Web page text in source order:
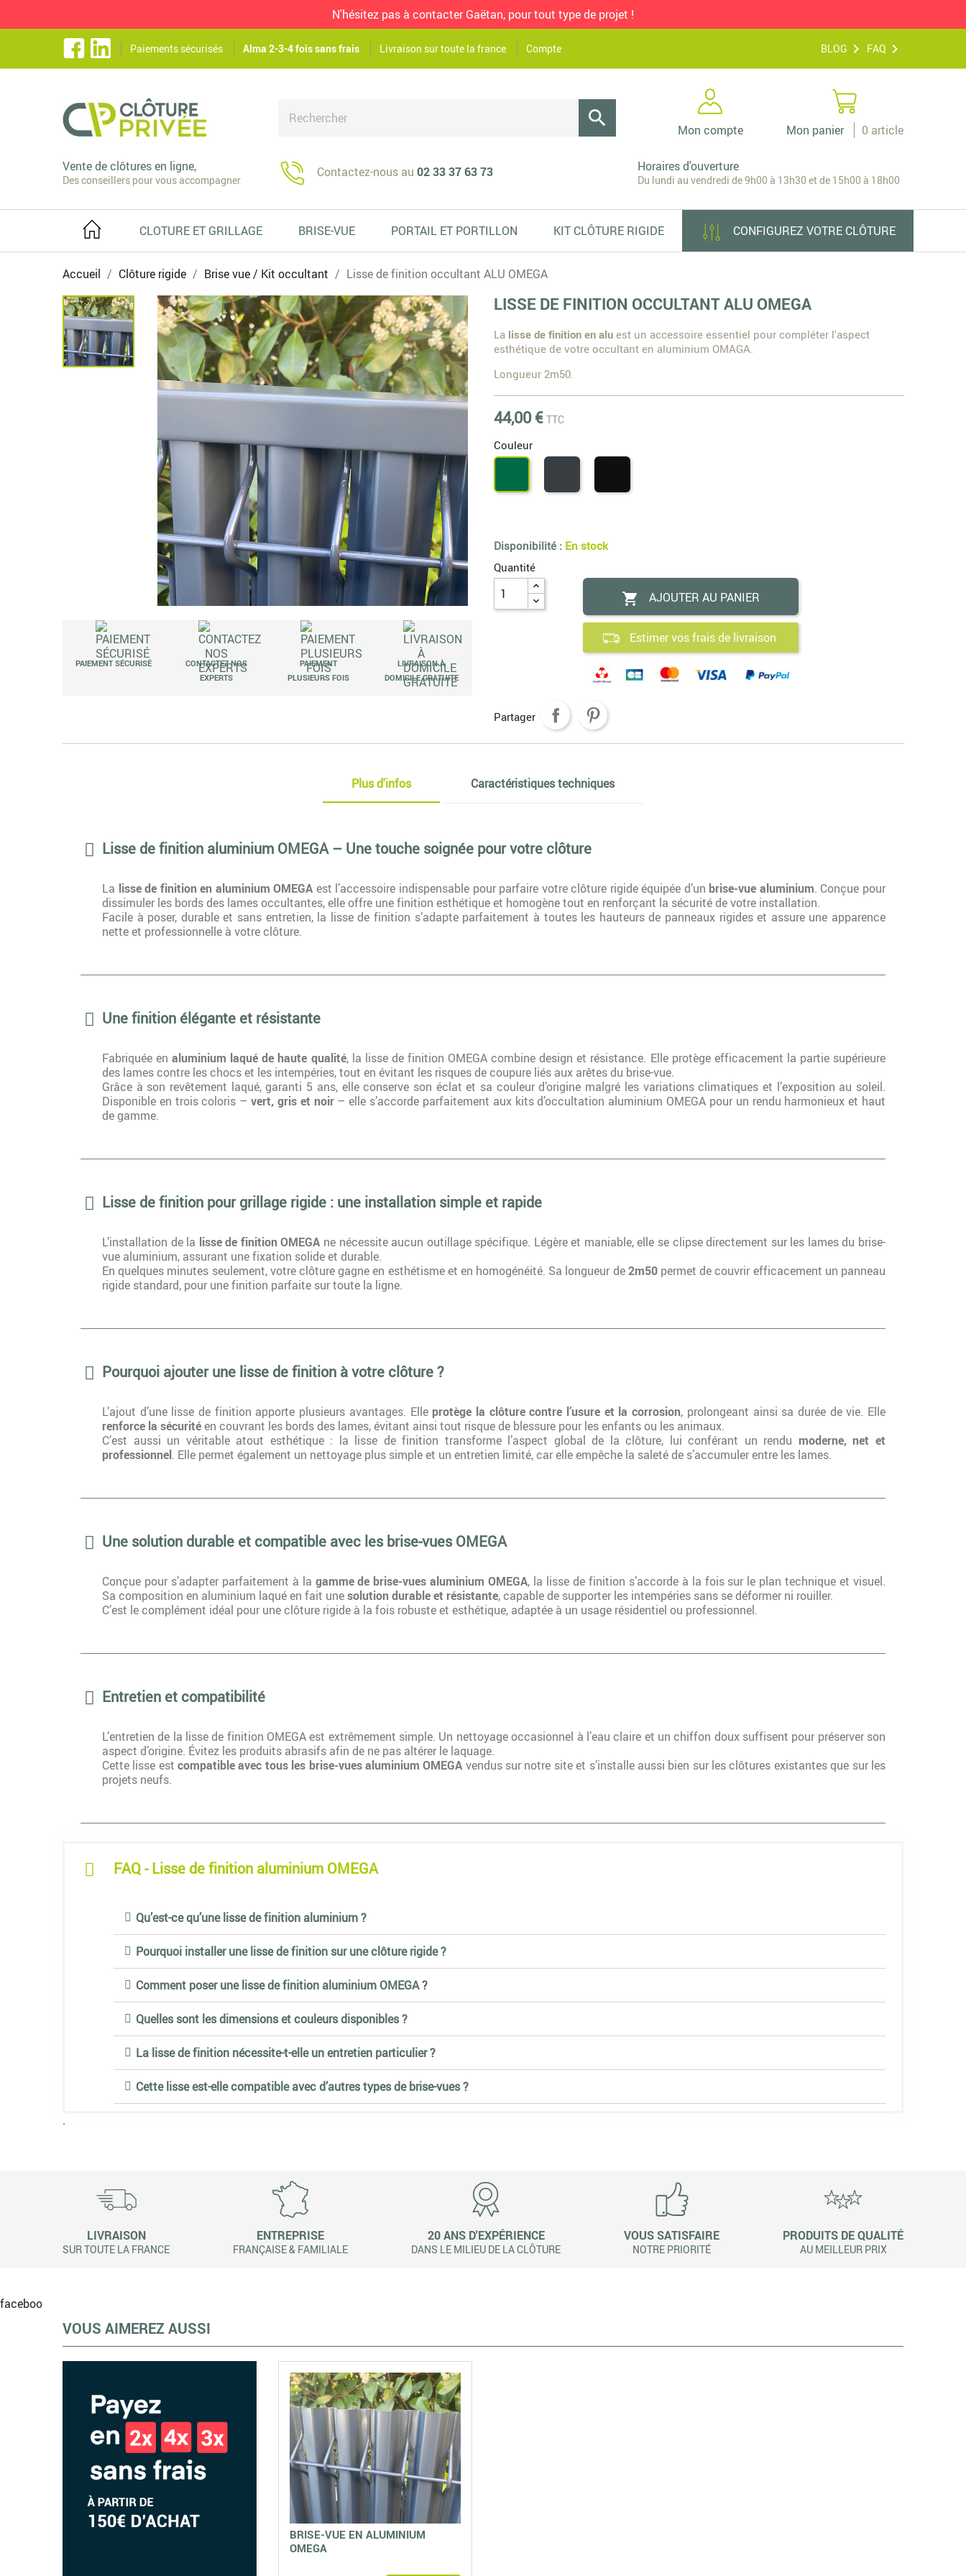
N'hésitez pas à contacter Gaëtan, pour tout type de projet !
Paiements sécurisés Alma 2-3-4 fois sans frais Livraison sur toute la france Compte BLOG FAQ

Mon panier 0 article
Mon compte
Vente de clôtures en ligne,
Des conseillers pour vous accompagner
Contactez-nous au 02 33 37 63 73 Horaires d'ouverture
Du lundi au vendredi de 9h00 à 13h30 et de 15h00 à 18h00
CLOTURE ET GRILLAGE BRISE-VUE PORTAIL ET PORTILLON KIT CLÔTURE RIGIDE CONFIGUREZ VOTRE CLÔTURE
Accueil Clôture rigide Brise vue / Kit occultant Lisse de finition occultant ALU OMEGA
PAIEMENT SÉCURISÉ
CONTACTEZ NOS
EXPERTS
PAIEMENT
PLUSIEURS FOIS
LIVRAISON À
DOMICILE GRATUITE
LISSE DE FINITION OCCULTANT ALU OMEGA
La lisse de finition en alu est un accessoire essentiel pour compléter l'aspect
esthétique de votre occultant en aluminium OMAGA.
Longueur 2m50.
44,00 € TTC
Couleur
Vert
Gris
Noir
Disponibilité : En stock
Quantité
 AJOUTER AU PANIER
Estimer vos frais de livraison
Partager
Plus d'infos Caractéristiques techniques
Lisse de finition aluminium OMEGA – Une touche soignée pour votre clôture
La lisse de finition en aluminium OMEGA est l’accessoire indispensable pour parfaire votre clôture rigide équipée d’un brise-vue aluminium. Conçue pour
dissimuler les bords des lames occultantes, elle offre une finition esthétique et homogène tout en renforçant la sécurité de votre installation.
Facile à poser, durable et sans entretien, la lisse de finition s’adapte parfaitement à toutes les hauteurs de panneaux rigides et assure une apparence
nette et professionnelle à votre clôture.
Une finition élégante et résistante
Fabriquée enaluminium laqué de haute qualité, la lisse de finition OMEGA combine design et résistance. Elle protège efficacement la partie supérieure
des lames contre les chocs et les intempéries, tout en évitant les risques de coupure liés aux arêtes du brise-vue.
Grâce à son revêtement laqué, garanti 5 ans, elle conserve son éclat et sa couleur d’origine malgré les variations climatiques et l’exposition au soleil.
Disponible en trois coloris –vert, gris et noir– elle s’accorde parfaitement aux kits d’occultation aluminium OMEGA pour un rendu harmonieux et haut
de gamme.
Lisse de finition pour grillage rigide : une installation simple et rapide
L’installation de la lisse de finition OMEGA ne nécessite aucun outillage spécifique. Légère et maniable, elle se clipse directement sur les lames du brise-
vue aluminium, assurant une fixation solide et durable.
En quelques minutes seulement, votre clôture gagne en esthétisme et en homogénéité. Sa longueur de2m50permet de couvrir efficacement un panneau
rigide standard, pour une finition parfaite sur toute la ligne.
Pourquoi ajouter une lisse de finition à votre clôture ?
L’ajout d’une lisse de finition apporte plusieurs avantages. Elle protège la clôture contre l’usure et la corrosion, prolongeant ainsi sa durée de vie. Elle
renforce la sécuritéen couvrant les bords des lames, évitant ainsi tout risque de blessure pour les enfants ou les animaux.
C’est aussi un véritable atout esthétique : la lisse de finition transforme l’aspect global de la clôture, lui conférant un rendu moderne, net et
professionnel. Elle permet également un nettoyage plus simple et un entretien limité, car elle empêche la saleté de s’accumuler entre les lames.
Une solution durable et compatible avec les brise-vues OMEGA
Conçue pour s’adapter parfaitement à la gamme de brise-vues aluminium OMEGA, la lisse de finition s’accorde à la fois sur le plan technique et visuel.
Sa composition en aluminium laqué en fait unesolution durable et résistante, capable de supporter les intempéries sans se déformer ni rouiller.
C’est le complément idéal pour une clôture rigide à la fois robuste et esthétique, adaptée à un usage résidentiel ou professionnel.
Entretien et compatibilité
L’entretien de la lisse de finition OMEGA est extrêmement simple. Un nettoyage occasionnel à l’eau claire et un chiffon doux suffisent pour préserver son
aspect d’origine. Évitez les produits abrasifs afin de ne pas altérer le laquage.
Cette lisse estcompatible avec tous les brise-vues aluminium OMEGA vendus sur notre site et s’installe aussi bien sur les clôtures existantes que sur les
projets neufs.
FAQ - Lisse de finition aluminium OMEGA
Qu’est-ce qu’une lisse de finition aluminium ?
Pourquoi installer une lisse de finition sur une clôture rigide ?
Comment poser une lisse de finition aluminium OMEGA ?
Quelles sont les dimensions et couleurs disponibles ?
La lisse de finition nécessite-t-elle un entretien particulier ?
Cette lisse est-elle compatible avec d’autres types de brise-vues ?
.
LIVRAISON
SUR TOUTE LA FRANCE
ENTREPRISE
FRANÇAISE & FAMILIALE
20 ANS D'EXPÉRIENCE
DANS LE MILIEU DE LA CLÔTURE
VOUS SATISFAIRE
NOTRE PRIORITÉ
PRODUITS DE QUALITÉ
AU MEILLEUR PRIX
faceboo
VOUS AIMEREZ AUSSI
BRISE-VUE EN ALUMINIUM
OMEGA